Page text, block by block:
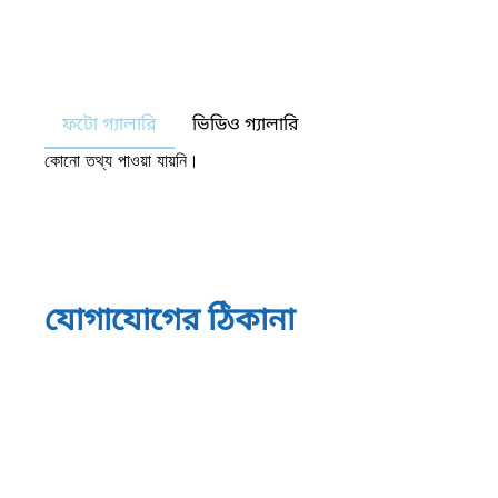
ফটো গ্যালারি ভিডিও গ্যালারি
কোনো তথ্য পাওয়া যায়নি।
যোগাযোগের ঠিকানা